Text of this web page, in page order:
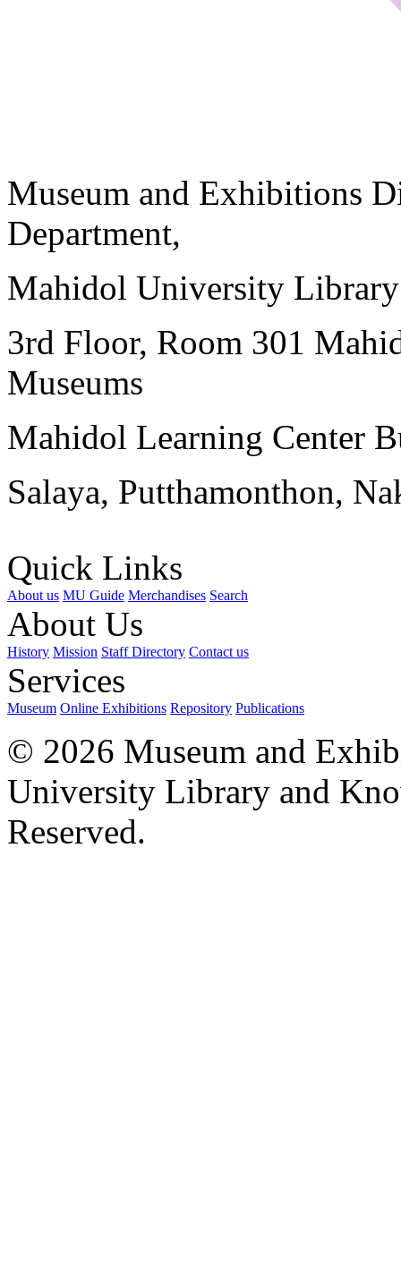
Museum and Exhibitions
Department,
Mahidol University
3rd Floor, Room 301
Museums
Mahidol Learning Center
Salaya, Putthamonthon,
Quick Links
About us MU Guide Merchandises Search
About Us
History Mission Staff Directory Contact us
Services
Museum Online Exhibitions Repository Publications
© 2026 Museum and
University Library and
Reserved.